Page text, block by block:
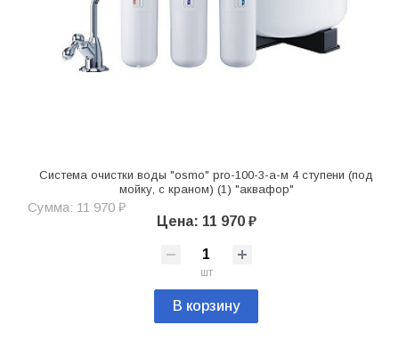
Система очистки воды "osmo" pro-100-3-а-м 4 ступени (под
мойку, с краном) (1) "аквафор"
Сумма: 11 970 ₽
Цена: 11 970 ₽
шт
В корзину